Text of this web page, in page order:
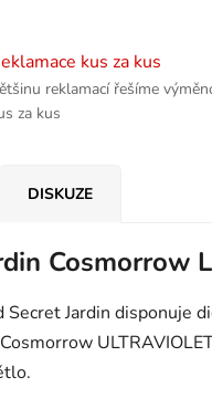
kus za kus
reklamací řešíme
za kus
DISKUZE
Cosmorrow
Secret Jardin disponuje